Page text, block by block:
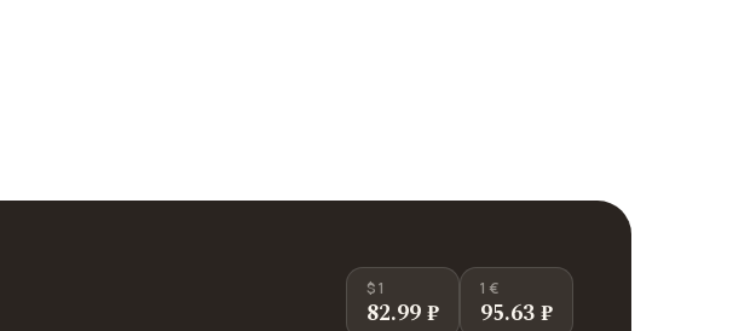
$ 1
82.99 ₽
1 €
95.63 ₽